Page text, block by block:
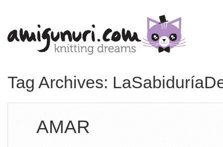
Tag Archives:
AMAR